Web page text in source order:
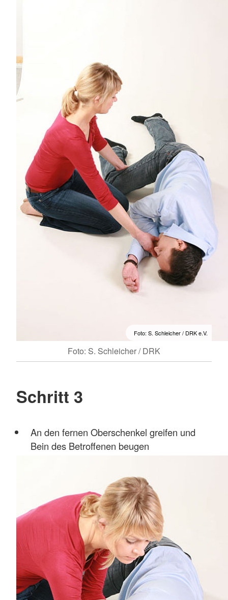
Foto: S. Schleicher / DRK e.V.
Foto: S. Schleicher / DRK
Schritt 3
An den fernen Oberschenkel greifen und
Bein des Betroffenen beugen